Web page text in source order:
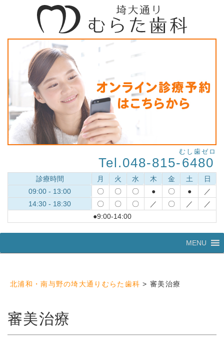
Tel.048-815-6480
むし歯ゼロ
診療時間 月 火 水 木 金 土
日
09:00 - 13:00
〇 〇 〇 ● 〇 ●
／
14:30 - 18:30
〇 〇 〇 ／ 〇 ／
／
●9:00-14:00
へ
MENU
北浦和・南与野の埼大通りむらた歯科 >審美治療
審美治療